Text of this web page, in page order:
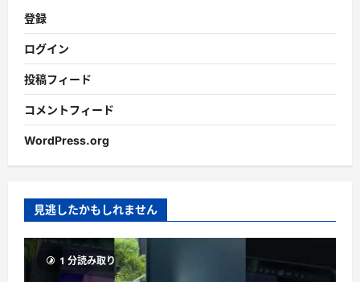
登録
ログイン
投稿フィード
コメントフィード
WordPress.org
見逃したかもしれません
1 分読み取り